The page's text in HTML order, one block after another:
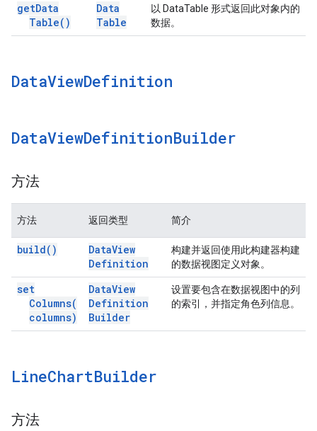
getData
Table( )
Data
Table
以 DataTable 形式返回此对象内的
数据。
DataViewDefinition
DataViewDefinitionBuilder
方法
方法 返回类型 简介
build( ) DataView
Definition
构建并返回使用此构建器构建
的数据视图定义对象。
set
Columns(
columns)
DataView
Definition
Builder
设置要包含在数据视图中的列
的索引，并指定角色列信息。
LineChartBuilder
方法